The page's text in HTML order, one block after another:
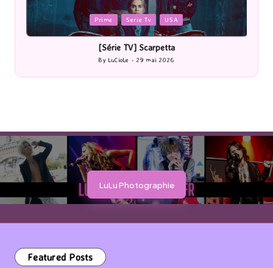
Posted
in
Prime Serie Tv USA
[Série TV] Scarpetta
Posted
by
By LuCioLe 29 mai 2026
LuLu Photographie
Featured Posts